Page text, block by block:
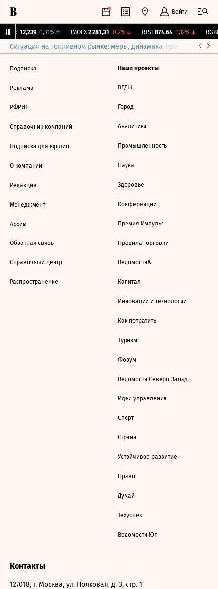
Войти
Бирж. 12,239 +1,31%↑ IMOEX 2 281,31 -0,2%↓ RTSI 874,64 -1,12%↓ RGBI
Ситуация на топливном рынке: меры, динамика, прогнозы
Подписка
Реклама
РФРИТ
Справочник компаний
Подписка для юр.лиц
О компании
Редакция
Менеджмент
Архив
Обратная связь
Справочный центр
Распространение
Наши проекты
ВЕДЫ
Город
Аналитика
Промышленность
Наука
Здоровье
Конференции
Премия Импульс
Правила торговли
Ведомости&
Капитал
Инновации и технологии
Как потратить
Туризм
Форум
Ведомости Северо-Запад
Идеи управления
Спорт
Страна
Устойчивое развитие
Право
Думай
Техуспех
Ведомости Юг
Контакты
127018, г. Москва, ул. Полковая, д. 3, стр. 1